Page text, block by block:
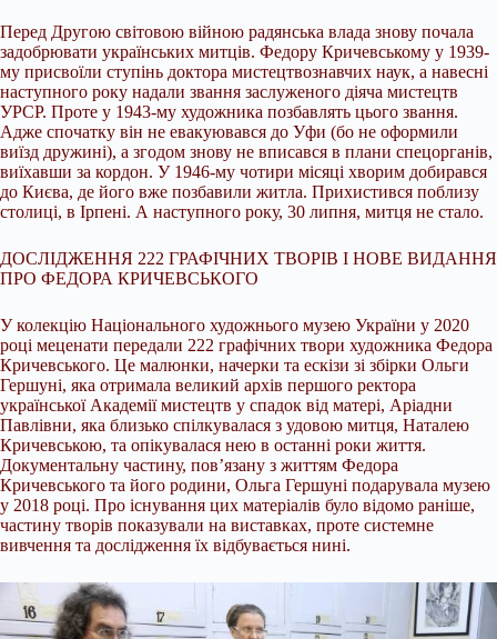
Перед Другою світовою війною радянська влада знову почала
задобрювати українських митців. Федору Кричевському у 1939-
му присвоїли ступінь доктора мистецтвознавчих наук, а навесні
наступного року надали звання заслуженого діяча мистецтв
УРСР. Проте у 1943-му художника позбавлять цього звання.
Адже спочатку він не евакуювався до Уфи (бо не оформили
виїзд дружині), а згодом знову не вписався в плани спецорганів,
виїхавши за кордон. У 1946-му чотири місяці хворим добирався
до Києва, де його вже позбавили житла. Прихистився поблизу
столиці, в Ірпені. А наступного року, 30 липня, митця не стало.
ДОСЛІДЖЕННЯ 222 ГРАФІЧНИХ ТВОРІВ І НОВЕ ВИДАННЯ
ПРО ФЕДОРА КРИЧЕВСЬКОГО
У колекцію Національного художнього музею України у 2020
році меценати передали 222 графічних твори художника Федора
Кричевського. Це малюнки, начерки та ескізи зі збірки Ольги
Гершуні, яка отримала великий архів першого ректора
української Академії мистецтв у спадок від матері, Аріадни
Павлівни, яка близько спілкувалася з удовою митця, Наталею
Кричевською, та опікувалася нею в останні роки життя.
Документальну частину, пов’язану з життям Федора
Кричевського та його родини, Ольга Гершуні подарувала музею
у 2018 році. Про існування цих матеріалів було відомо раніше,
частину творів показували на виставках, проте системне
вивчення та дослідження їх відбувається нині.